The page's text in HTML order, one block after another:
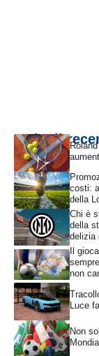
Articoli
costi:
della
Chi è
della
delizia
Il
non
Luce
Non